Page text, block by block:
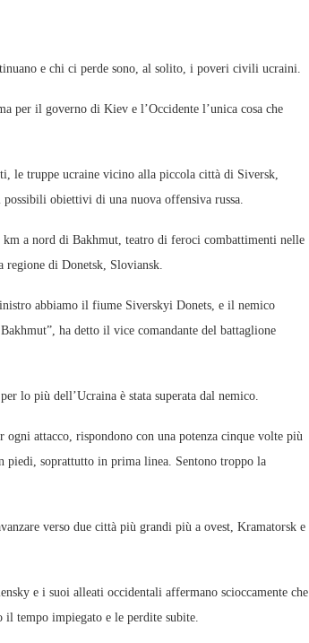
e chi ci perde sono, al solito, i poveri civili ucraini.
per il governo di Kiev e l’Occidente l’unica cosa che
le truppe ucraine vicino alla piccola città di Siversk,
possibili obiettivi di una nuova offensiva russa.
a nord di Bakhmut, teatro di feroci combattimenti nelle
regione di Donetsk, Sloviansk.
abbiamo il fiume Siverskyi Donets, e il nemico
ha detto il vice comandante del battaglione
lo più dell’Ucraina è stata superata dal nemico.
attacco, rispondono con una potenza cinque volte più
soprattutto in prima linea. Sentono troppo la
verso due città più grandi più a ovest, Kramatorsk e
e i suoi alleati occidentali affermano scioccamente che
il tempo impiegato e le perdite subite.